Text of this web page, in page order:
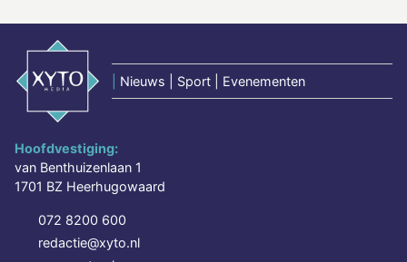
Nieuws | Sport | Evenementen
Hoofdvestiging:
van Benthuizenlaan 1
1701 BZ Heerhugowaard
072 8200 600
redactie@xyto.nl